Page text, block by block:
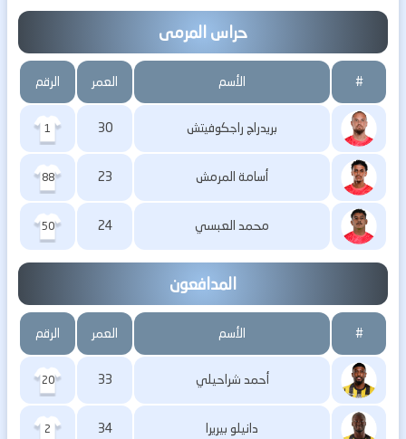
حراس المرمى
# الأسم العمر الرقم
بريدراج راجكوفيتش 30
1
أسامة المرمش 23
88
محمد العبسي 24
50
المدافعون
# الأسم العمر الرقم
أحمد شراحيلي 33
20
دانيلو بيريرا 34
2